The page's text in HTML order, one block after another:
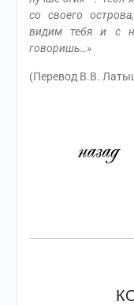
со своего
видим тебя и с
говоришь…»
(Перевод В.В.